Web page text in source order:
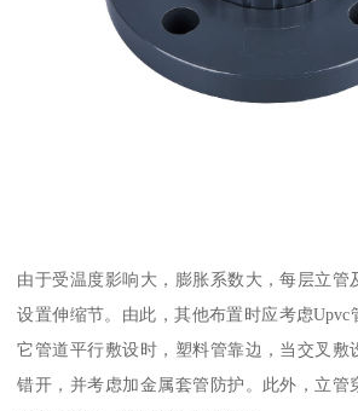
由于受温度影响大，膨胀系数大，每层立管
设置伸缩节。由此，其他布置时应考虑
它管道平行敷设时，塑料管靠边，当交叉敷
错开，并考虑加金属套管防护。此外，立管